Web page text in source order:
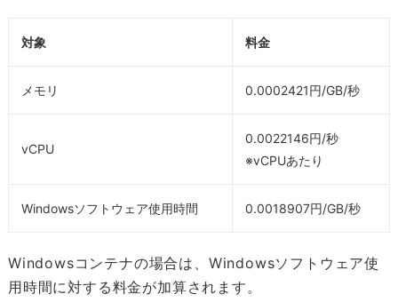
対象 料金
メモリ 0.0002421円/GB/秒
vCPU
0.0022146円/秒
※vCPUあたり
Windowsソフトウェア使用時間 0.0018907円/GB/秒
Windowsコンテナの場合は、Windowsソフトウェア使
用時間に対する料金が加算されます。